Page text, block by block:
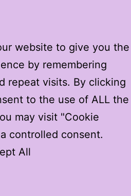
website to give you the
by remembering
repeat visits. By clicking
to the use of ALL the
may visit "Cookie
controlled consent.
All